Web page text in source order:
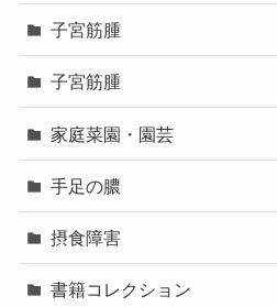
子宮筋腫
子宮筋腫
家庭菜園・園芸
手足の膿
摂食障害
書籍コレクション